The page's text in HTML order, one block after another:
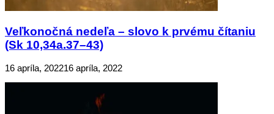
Veľkonočná nedeľa – slovo k prvému čítaniu
(Sk 10,34a.37–43)
16 apríla, 202216 apríla, 2022